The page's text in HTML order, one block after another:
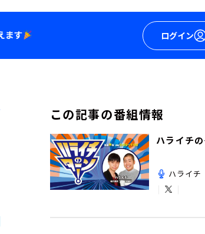
ログイン
この記事の番組情報
ハライチの
ハライチ